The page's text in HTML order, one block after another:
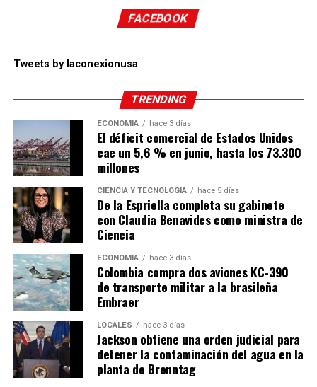
FACEBOOK
Tweets by laconexionusa
TRENDING
ECONOMÍA hace 3 días
El déficit comercial de Estados Unidos
cae un 5,6 % en junio, hasta los 73.300
millones
CIENCIA Y TECNOLOGÍA hace 5 días
De la Espriella completa su gabinete
con Claudia Benavides como ministra de
Ciencia
ECONOMÍA hace 3 días
Colombia compra dos aviones KC-390
de transporte militar a la brasileña
Embraer
LOCALES hace 3 días
Jackson obtiene una orden judicial para
detener la contaminación del agua en la
planta de Brenntag